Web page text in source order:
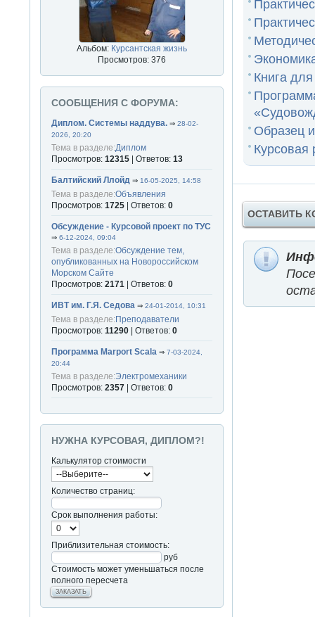
Книга
Образец
Курсовая
ОСТАВИТЬ
Альбом: Курсантская жизнь
Просмотров: 376
СООБЩЕНИЯ С ФОРУМА:
Диплом. Системы наддува. ⇒28-02-
2026, 20:20
Тема в разделе:Диплом
Просмотров:12315 | Ответов:13
Балтийский Ллойд ⇒16-05-2025, 14:58
Тема в разделе:Объявления
Просмотров:1725 | Ответов:0
Обсуждение - Курсовой проект по ТУС
⇒6-12-2024, 09:04
Тема в разделе:Обсуждение тем,
опубликованных на Новороссийском
Морском Сайте
Просмотров:2171 | Ответов:0
ИВТ им. Г.Я. Седова ⇒24-01-2014, 10:31
Тема в разделе:Преподаватели
Просмотров:11290 | Ответов:0
Программа Marport Scala ⇒7-03-2024,
20:44
Тема в разделе:Электромеханики
Просмотров:2357 | Ответов:0
НУЖНА КУРСОВАЯ, ДИПЛОМ?!
Калькулятор стоимости
Количество страниц:
Срок выполнения работы:
Приблизительная стоимость:
руб
Стоимость может уменьшаться после
полного пересчета
ЗАКАЗАТЬ